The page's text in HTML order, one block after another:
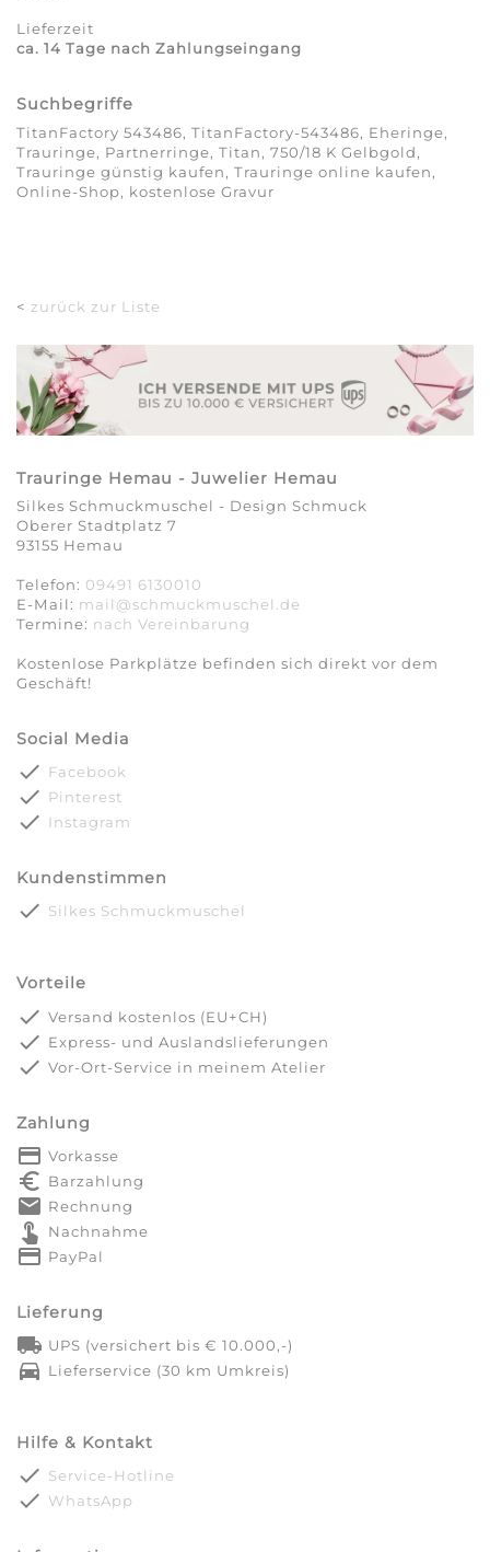
Lieferzeit
ca. 14 Tage nach Zahlungseingang
Suchbegriffe
TitanFactory 543486, TitanFactory-543486, Eheringe,
Trauringe, Partnerringe, Titan, 750/18 K Gelbgold,
Trauringe günstig kaufen, Trauringe online kaufen,
Online-Shop, kostenlose Gravur
< zurück zur Liste
Trauringe Hemau - Juwelier Hemau
Silkes Schmuckmuschel - Design Schmuck
Oberer Stadtplatz 7
93155 Hemau
Telefon: 09491 6130010
E-Mail: mail@schmuckmuschel.de
Termine: nach Vereinbarung​​​​​​​
Kostenlose Parkplätze befinden sich direkt vor dem
Geschäft!
Social Media
done Facebook
done Pinterest
done Instagram
Kundenstimmen
done Silkes Schmuckmuschel
Vorteile
done Versand kostenlos (EU+CH)
done Express- und Auslandslieferungen
done Vor-Ort-Service in meinem Atelier
Zahlung
payment Vorkasse
euro_symbol Barzahlung
markunread Rechnung
touch_app Nachnahme
credit_card PayPal
Lieferung
local_shipping UPS (versichert bis € 10.000,-)
directions_car Lieferservice (30 km Umkreis)
Hilfe & Kontakt
done Service-Hotline
done WhatsApp